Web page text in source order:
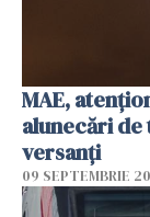
MAE,
alunecări
versanţi
09 SEPTEMBRIE